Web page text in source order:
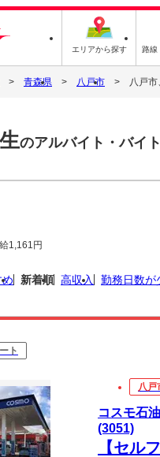
エリアから探す 路線
青森県 八戸市 八戸市
のアルバイト・バイ
1,161円
新着順 高収入 勤務日数が
ト
八戸
コスモ石
(3051)
【セル